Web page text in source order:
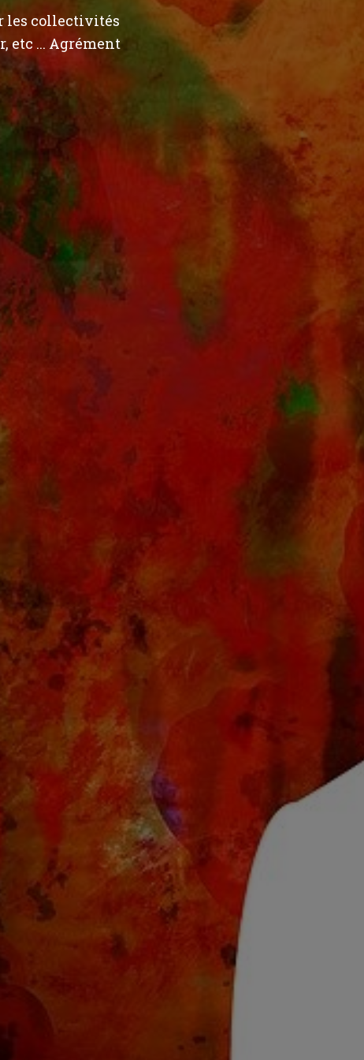
les collectivités
etc ... Agrément